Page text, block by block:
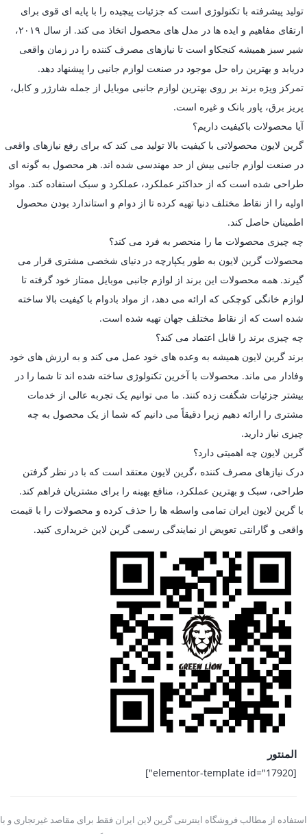
تولید پیشرفته با تکنولوژی است که جزئیات پیچیده را با پایه ای قوی برای
ارتقای مفاهیم و ایده ها در مدل های محصول اتخاذ می کند. از سال ۲۰۱۹،
شیر سبز همیشه کنجکاو است تا نیازهای مصرف کننده را در زمان واقعی
دریابد و بهترین راه حل موجود در صنعت لوازم جانبی را پیشنهاد دهد.
تمرکز ویژه برند بر روی بهترین لوازم جانبی موبایل از جمله شارژر و کابل،
پریز برق، پاور بانک و غیره است.
آیا محصولات باکیفیت داریم؟
گرین لایون محصولاتی با کیفیت بالا تولید می کند که برای رفع نیازهای واقعی
در صنعت لوازم جانبی بیش از حد مهندسی شده اند. هر محصول به گونه ای
طراحی شده است که از حداکثر عملکرد، عملکرد و سبک استفاده کند. مواد
اولیه را از نقاط مختلف دنیا تهیه کرده تا از دوام و استاندارد بودن محصول
اطمینان حاصل کند.
چه چیزی محصولات ما را منحصر به فرد می کند؟
محصولات گرین لایون به طور یکپارچه در دنیای شخصی مشتری قرار می
گیرند. همه محصولات این برند از لوازم جانبی موبایل ممتاز خود گرفته تا
لوازم خانگی کوچکی که ارائه می دهد، از مواد بادوام با کیفیت بالا ساخته
شده است که از نقاط مختلف جهان تهیه شده است.
چه چیزی برند را قابل اعتماد می کند؟
برند گرین لایون همیشه به وعده های خود عمل می کند و به ارزش های خود
وفادار می ماند. محصولات با آخرین تکنولوژی ساخته شده اند تا شما را در
بیشتر جزئیات شگفت زده کنند. ما می توانیم یک تجربه عالی از خدمات
مشتری را ارائه دهیم زیرا دقیقاً می دانیم که شما از یک محصول به چه
چیزی نیاز دارید.
گرین لایون چه اهمیتی دارد؟
درک نیازهای مصرف کننده ،گرین لایون معتقد است که با در نظر گرفتن
طراحی، سبک و بهترین عملکرد، منافع بهینه را برای مشتریان فراهم کند.
با گرین لایون ایران تمامی واسطه ها را حذف کرده و محصولات را با قیمت
واقعی و گارانتی تعویض از نمایندگی رسمی گرین لاین خریداری کنید.
المنتور
[elementor-template id="17920"]
استفاده از مطالب فروشگاه اینترنتی گرین لاین ایران فقط برای مقاصد غیرتجاری و با